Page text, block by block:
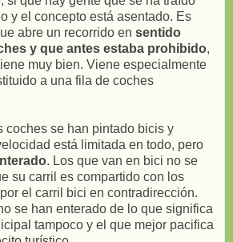
y el concepto está asentado. Es
abre un recorrido en sentido
y que antes estaba prohibido,
muy bien. Viene especialmente
a una fila de coches
coches se han pintado bicis y
está limitada en todo, pero
. Los que van en bici no se
su carril es compartido con los
el carril bici en contradirección.
se han enterado de lo que significa
tampoco y el que mejor pacifica